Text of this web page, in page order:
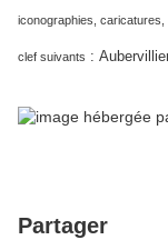
iconographies,
clef suivants :
Partager